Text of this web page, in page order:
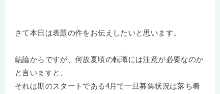
さて本日は表題の件をお伝えしたいと思います。
結論からですが、何故夏頃の転職には注意が必要なのか
と言いますと、
それは期のスタートである4月で一旦募集状況は落ち着